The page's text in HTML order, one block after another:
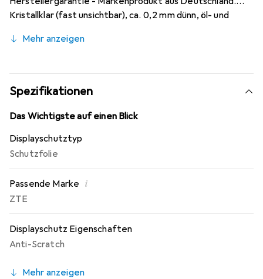
Kristallklar (fast unsichtbar), ca. 0,2 mm dünn, öl- und
Passt perfekt auf ein ZTE Blade A5 (2020), blasenfrei
Kleber).
Mehr anzeigen
Spezifikationen
Das Wichtigste auf einen Blick
Displayschutztyp
Schutzfolie
Passende Marke i
ZTE
Displayschutz Eigenschaften
Anti-Scratch
Mehr anzeigen